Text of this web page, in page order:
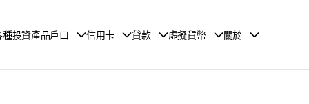
種投資產品戶口 信用卡 貸款 虛擬貨幣 關於